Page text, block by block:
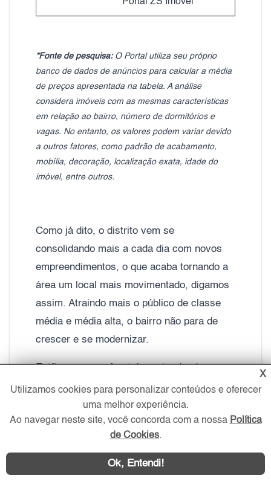
*Fonte de pesquisa:O Portal utiliza seu próprio
banco de dados de anúncios para calcular a média
de preços apresentada na tabela. A análise
considera imóveis com as mesmas características
em relação ao bairro, número de dormitórios e
vagas. No entanto, os valores podem variar devido
a outros fatores, como padrão de acabamento,
mobília, decoração, localização exata, idade do
imóvel, entre outros.
Como já dito, o distrito vem se
consolidando mais a cada dia com novos
empreendimentos, o que acaba tornando a
área um local mais movimentado, digamos
assim. Atraindo mais o público de classe
média e média alta, o bairro não para de
crescer e se modernizar.
Então, caso você esteja pretendendo
vender ou comprar o seu Apartamento no
Jabaquara.Ofereça o seu Imóvel
Gratuitamente no Portal ZS Imóvel . Após
cadastrado, as imobiliárias conveniadas ao
Portal, principalmente asImobiliárias da
Zona Sul, entrarão em contato e ajudarão
X
Utilizamos cookies para personalizar conteúdos e oferecer
uma melhor experiência.
Ao navegar neste site, você concorda com a nossa Política
de Cookies.
Ok, Entendi!